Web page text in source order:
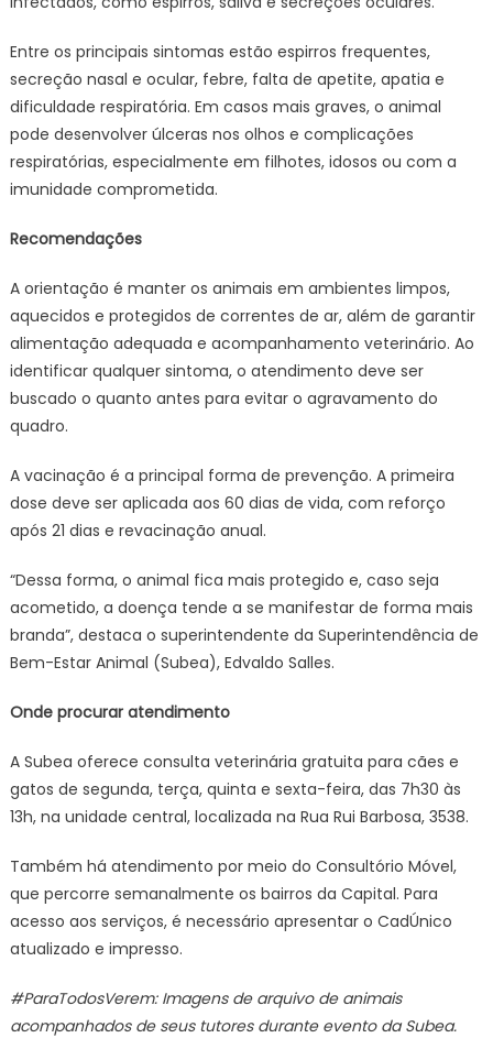
Entre os principais sintomas estão espirros frequentes,
secreção nasal e ocular, febre, falta de apetite, apatia e
dificuldade respiratória. Em casos mais graves, o animal
pode desenvolver úlceras nos olhos e complicações
respiratórias, especialmente em filhotes, idosos ou com a
imunidade comprometida.
Recomendações
A orientação é manter os animais em ambientes limpos,
aquecidos e protegidos de correntes de ar, além de garantir
alimentação adequada e acompanhamento veterinário. Ao
identificar qualquer sintoma, o atendimento deve ser
buscado o quanto antes para evitar o agravamento do
quadro.
A vacinação é a principal forma de prevenção. A primeira
dose deve ser aplicada aos 60 dias de vida, com reforço
após 21 dias e revacinação anual.
“Dessa forma, o animal fica mais protegido e, caso seja
acometido, a doença tende a se manifestar de forma mais
branda”, destaca o superintendente da Superintendência de
Bem-Estar Animal (Subea), Edvaldo Salles.
Onde procurar atendimento
A Subea oferece consulta veterinária gratuita para cães e
gatos de segunda, terça, quinta e sexta-feira, das 7h30 às
13h, na unidade central, localizada na Rua Rui Barbosa, 3538.
Também há atendimento por meio do Consultório Móvel,
que percorre semanalmente os bairros da Capital. Para
acesso aos serviços, é necessário apresentar o CadÚnico
atualizado e impresso.
#ParaTodosVerem: Imagens de arquivo de animais
acompanhados de seus tutores durante evento da Subea.